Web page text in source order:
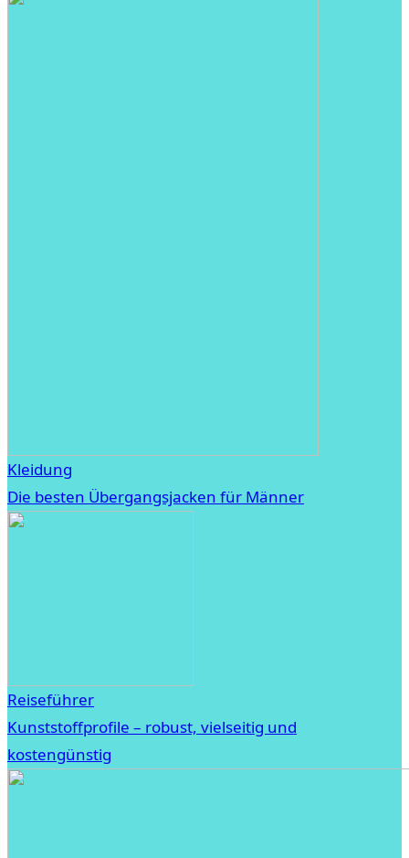
Kleidung
Die besten Übergangsjacken für Männer
Reiseführer
Kunststoffprofile – robust, vielseitig und
kostengünstig